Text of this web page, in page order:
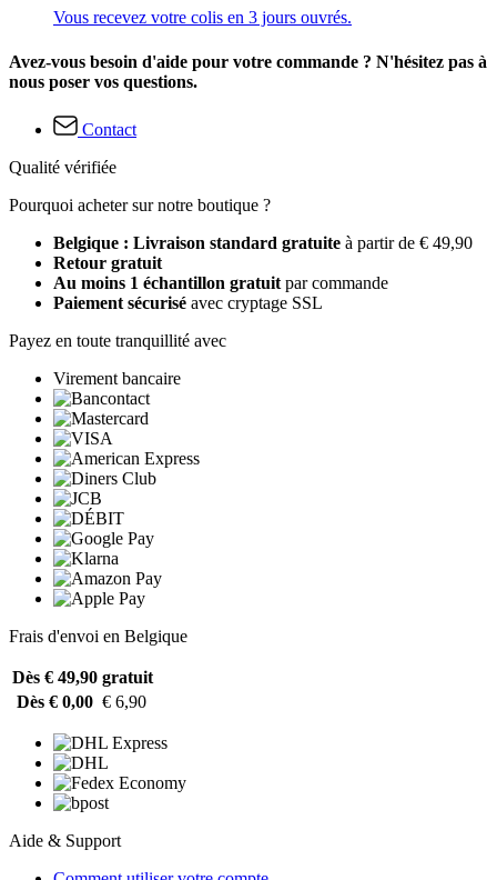
Vous recevez votre colis en 3 jours ouvrés.
Avez-vous besoin d'aide pour votre commande ? N'hésitez pas à
nous poser vos questions.
Contact
Qualité vérifiée
Pourquoi acheter sur notre boutique ?
Belgique : Livraison standard gratuite à partir de € 49,90
Retour gratuit
Au moins 1 échantillon gratuit par commande
Paiement sécurisé avec cryptage SSL
Payez en toute tranquillité avec
Virement bancaire
Frais d'envoi en Belgique
Dès € 49,90 gratuit
Dès € 0,00 € 6,90
Aide & Support